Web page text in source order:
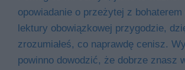
opowiadanie o przeżytej z bohaterem
lektury obowiązkowej przygodzie,
zrozumiałeś, co naprawdę cenisz.
powinno dowodzić, że dobrze znasz